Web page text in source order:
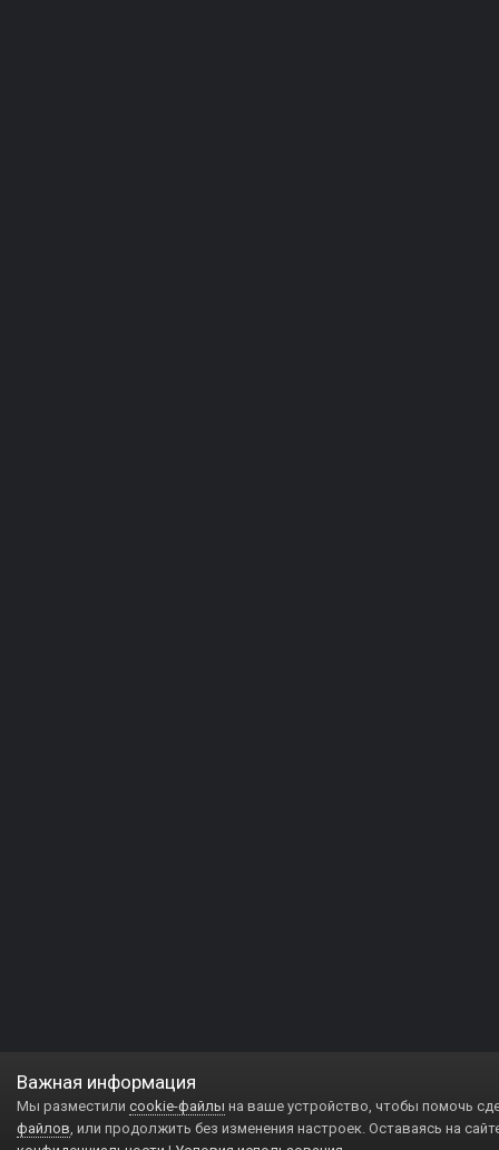
Важная информация
Мы разместили cookie-файлы на ваше устройство, чтобы помочь
файлов, или продолжить без изменения настроек. Оставаясь на